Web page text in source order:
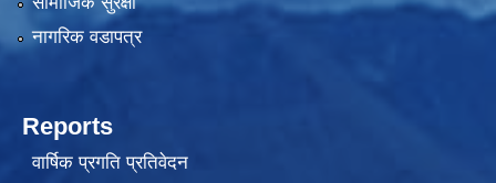
नागरिक वडापत्र
Reports
वार्षिक प्रगति प्रतिवेदन